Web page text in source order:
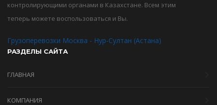
контролирующими органами в Казахстане. Всем этим
теперь можете воспользоваться и Вы.
Грузоперевозки Москва - Нур-Султан (Астана)
РАЗДЕЛЫ САЙТА
ГЛАВНАЯ
КОМПАНИЯ